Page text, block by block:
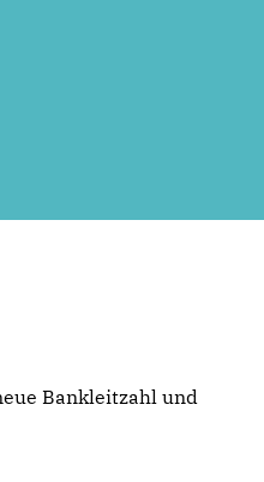
Bankleitzahl und